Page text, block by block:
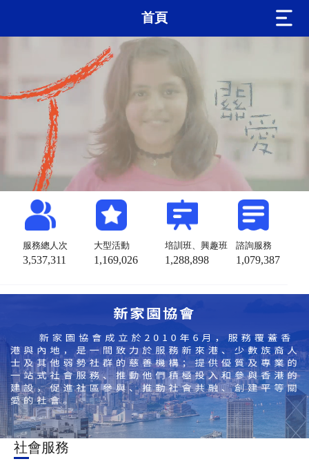
首頁
服務總人次
3,537,311
大型活動
1,169,026
培訓班、興趣班
1,288,898
諮詢服務
1,079,387
社會服務